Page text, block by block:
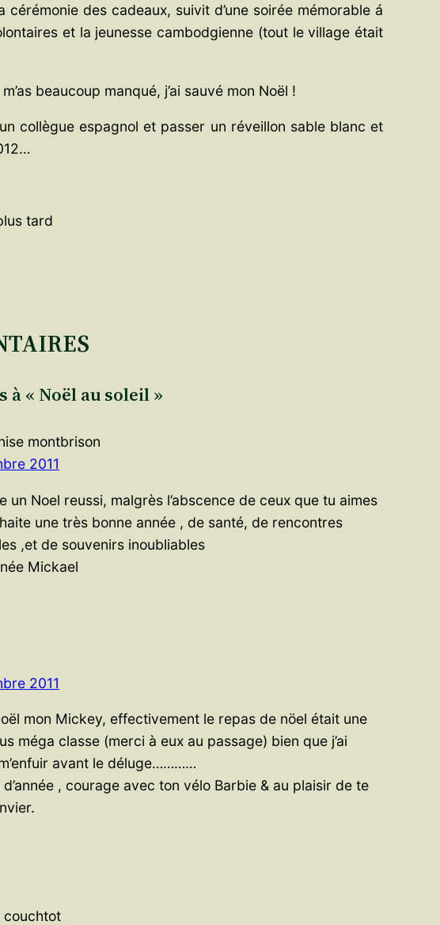
des cadeaux, suivit d’une soirée mémorable á
et la jeunesse cambodgienne (tout le village était
beaucoup manqué, j’ai sauvé mon Noël !
collègue espagnol et passer un réveillon sable blanc et
tard
à « Noël au soleil »
montbrison
2011
un Noel reussi, malgrès l’abscence de ceux que tu aimes
une très bonne année , de santé, de rencontres
,et de souvenirs inoubliables
Mickael
2011
mon Mickey, effectivement le repas de nöel était une
méga classe (merci à eux au passage) bien que j’ai
avant le déluge…………
d’année , courage avec ton vélo Barbie & au plaisir de te
couchtot